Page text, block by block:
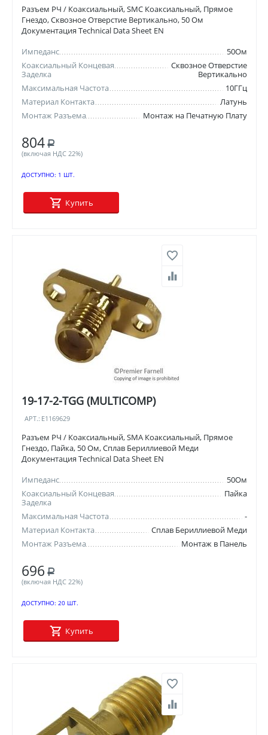
Разъем РЧ / Коаксиальный, SMC Коаксиальный, Прямое
Гнездо, Сквозное Отверстие Вертикально, 50 Ом
Документация Technical Data Sheet EN
Импеданс
50Ом
Коаксиальный Концевая
Заделка
Сквозное Отверстие
Вертикально
Максимальная Частота
10ГГц
Материал Контакта
Латунь
Монтаж Разъема
Монтаж на Печатную Плату
804 Р
(включая НДС 22%)
ДОСТУПНО: 1 ШТ.
Купить
19-17-2-TGG (MULTICOMP)
АРТ.: E1169629
Разъем РЧ / Коаксиальный, SMA Коаксиальный, Прямое
Гнездо, Пайка, 50 Ом, Сплав Бериллиевой Меди
Документация Technical Data Sheet EN
Импеданс
50Ом
Коаксиальный Концевая
Заделка
Пайка
Максимальная Частота
-
Материал Контакта
Сплав Бериллиевой Меди
Монтаж Разъема
Монтаж в Панель
696 Р
(включая НДС 22%)
ДОСТУПНО: 20 ШТ.
Купить